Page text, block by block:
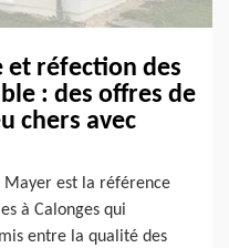
et réfection des
: des offres de
chers avec
Mayer est la référence
à Calonges qui
entre la qualité des